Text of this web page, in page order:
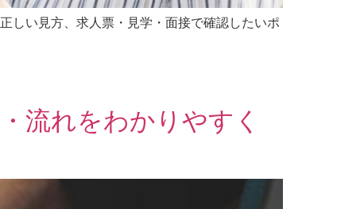
しい見方、求人票・見学・面接で確認したいポ
流れをわかりやすく